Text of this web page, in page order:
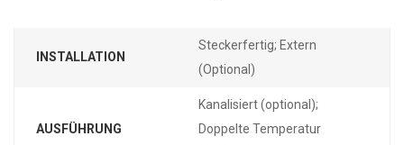
INSTALLATION
Steckerfertig; Extern
(Optional)
AUSFÜHRUNG
Kanalisiert (optional);
Doppelte Temperatur